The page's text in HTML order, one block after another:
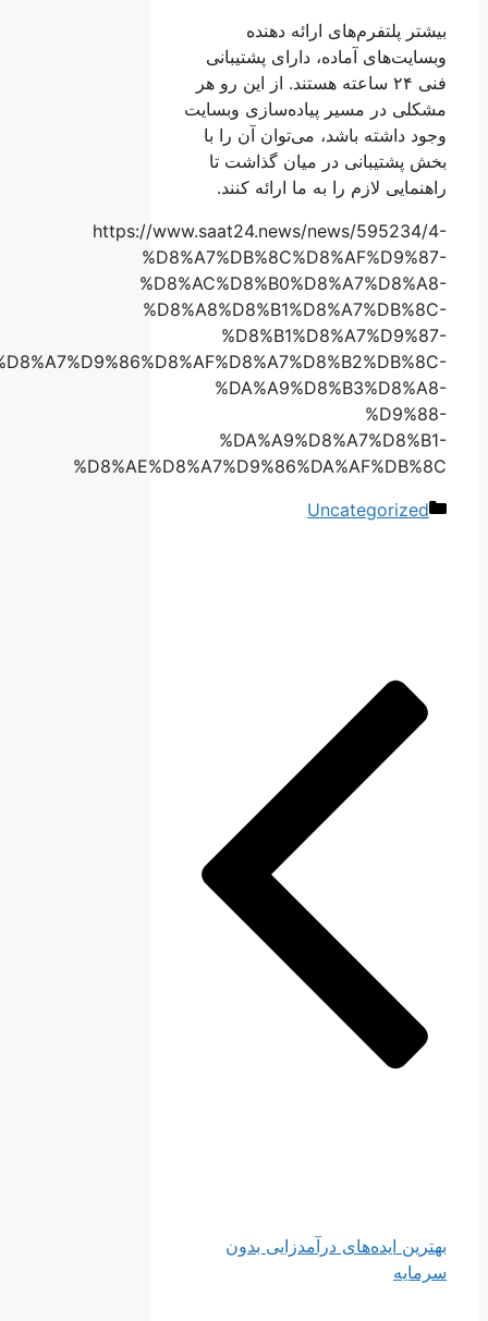
بیشتر پلتفرم‌های ارائه دهنده
وبسایت‌های آماده، دارای پشتیبانی
فنی ۲۴ ساعته هستند. از این رو هر
مشکلی در مسیر پیاده‌سازی وبسایت
وجود داشته باشد، می‌توان آن را با
بخش پشتیبانی در میان گذاشت تا
راهنمایی لازم را به ما ارائه کنند.
https://www.saat24.news/news/595234/4-
%D8%A7%DB%8C%D8%AF%D9%87-
%D8%AC%D8%B0%D8%A7%D8%A8-
%D8%A8%D8%B1%D8%A7%DB%8C-
%D8%B1%D8%A7%D9%87-
%D8%A7%D9%86%D8%AF%D8%A7%D8%B2%DB%8C-
%DA%A9%D8%B3%D8%A8-
%D9%88-
%DA%A9%D8%A7%D8%B1-
%D8%AE%D8%A7%D9%86%DA%AF%DB%8C
دسته‌ها
Uncategorized
بهترین ایده‌های درآمدزایی بدون
سرمایه